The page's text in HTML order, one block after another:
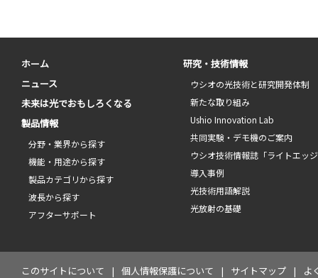
ホーム
ニュース
未来は光でおもしろくなる
製品情報
分野・業界から探す
機能・用途から探す
製品カテゴリから探す
波長から探す
アフターサポート
研究・技術情報
ウシオの光技術と研究開発体制
新たな取り組み
Ushio Innovation Lab
共同実験・デモ機のご案内
ウシオ技術情報誌「ライトエッ
導入事例
光技術用語解説
光放射の基礎
このサイトについて 個人情報保護について サイトマップ よ